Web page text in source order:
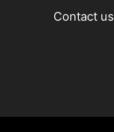
Contact